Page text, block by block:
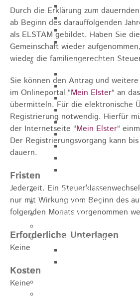
Miedermuseum
Heimatmuseum
Polizeimuseum
Haus Anna
Sehenswürdigkeiten
Rathaus
Blockturm
Ev. Kirche
Miedermuseum
Haus "Anna
Polizeimuseum
Das Schloss in
Heubach Tour
archaeopfad
Flugplatz
Schwimmbäder
Durch die Erklärung zum
ab Beginn des darauffolgenden
als ELSTAM gebildet. Haben Sie
Gemeinschaft wieder
wieder die familiengerechten
Sie können den Antrag und
im Onlineportal “Mein Elster“ an
übermitteln. Für die elektronische
Registrierung notwendig. Hierfür
der Internetseite “Mein Elster“
Der Registrierungsvorgang kann
dauern.
Fristen
Jederzeit. Ein
nur mit Wirkung vom Beginn des
folgenden Monats vorgenommen
Erforderliche Unterlagen
Keine
Kosten
Keine